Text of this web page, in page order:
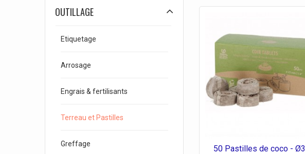
OUTILLAGE
Etiquetage
Arrosage
Engrais & fertilisants
Terreau et Pastilles
Greffage 50 Pastilles de coco -